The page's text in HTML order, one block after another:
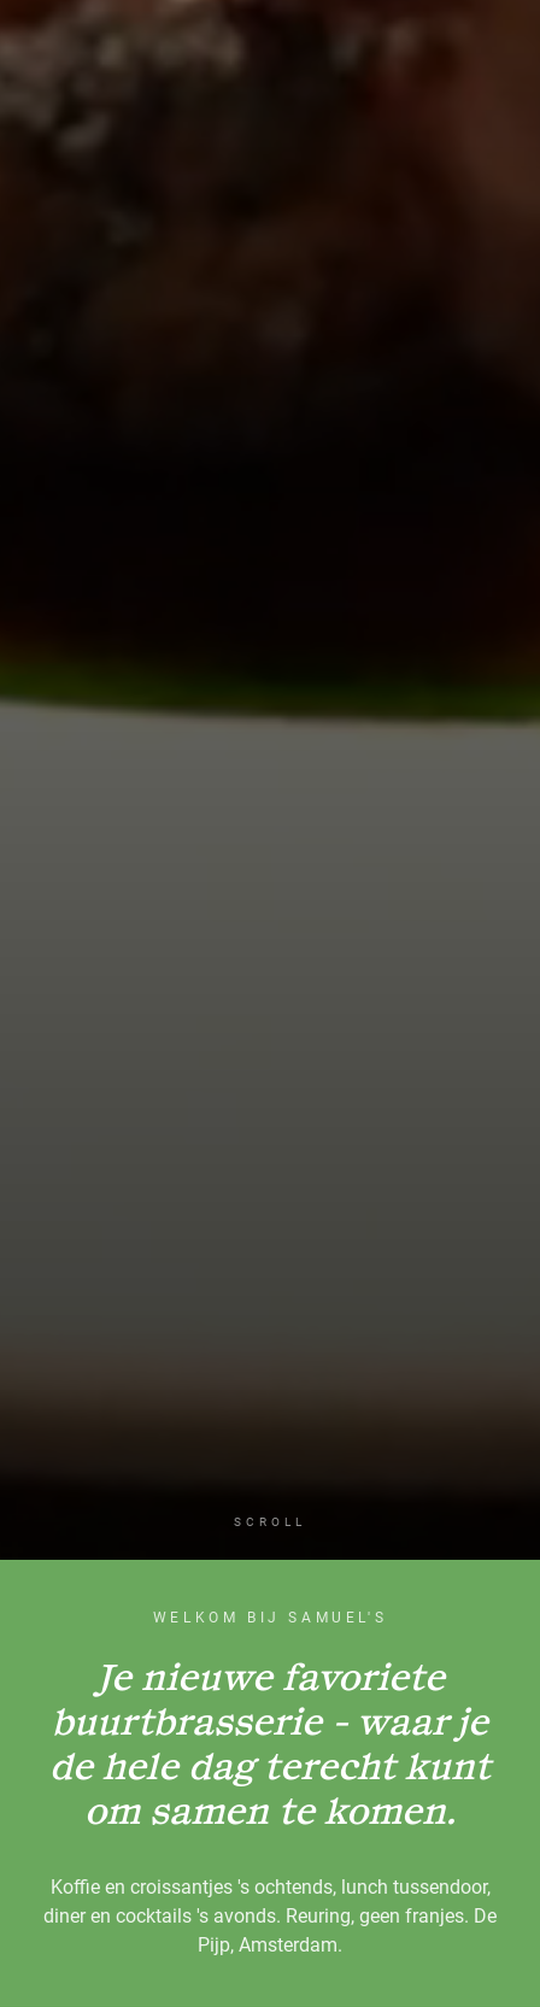
SCROLL
WELKOM BIJ SAMUEL'S
Je nieuwe favoriete
buurtbrasserie - waar je
de hele dag terecht kunt
om samen te komen.
Koffie en croissantjes 's ochtends, lunch tussendoor,
diner en cocktails 's avonds. Reuring, geen franjes. De
Pijp, Amsterdam.